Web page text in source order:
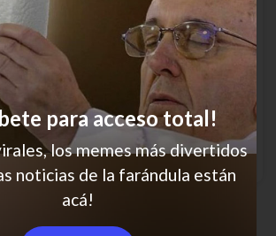
para acceso total!
los memes más divertidos
noticias de la farándula están
acá!